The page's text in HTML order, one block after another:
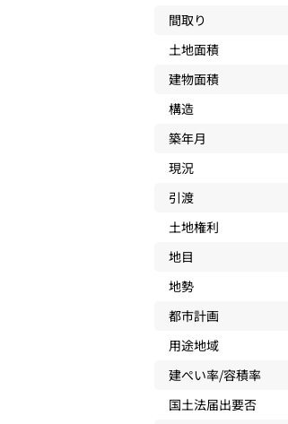
間取り
土地面積
建物面積
構造
築年月
現況
引渡
土地権利
地目
地勢
都市計画
用途地域
建ぺい率/容積率
国土法届出要否